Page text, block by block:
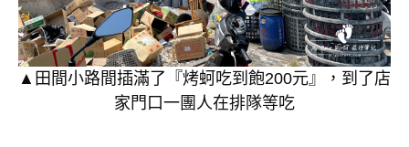
▲田間小路間插滿了『烤蚵吃到飽200元』，到了店
家門口一團人在排隊等吃